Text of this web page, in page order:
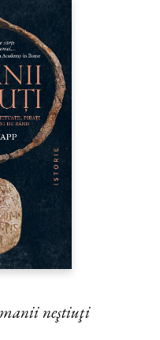
neştiuţi